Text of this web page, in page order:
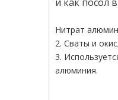
Нитрат
2. Сваты и
3.
алюминия.